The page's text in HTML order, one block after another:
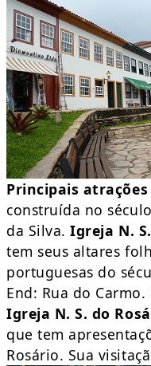
Principais atrações
construída no
da Silva.Igreja N.
tem seus altares
portuguesas do
End: Rua do
Igreja N. S. do
que tem
Rosário. Sua